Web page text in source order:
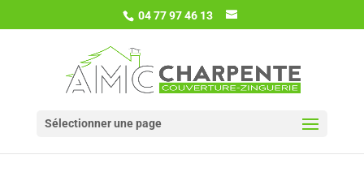
04 77 97 46 13
Sélectionner une page